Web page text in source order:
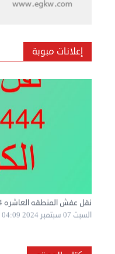
إعلانات مبوبة
نقل عفش المنطقه العاشره 50636444 فك وتركيب ...